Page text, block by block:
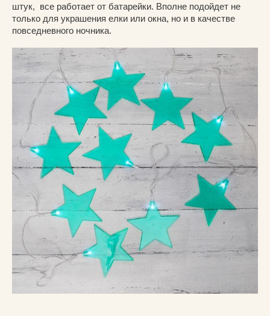
штук, все работает от батарейки. Вполне подойдет не
только для украшения елки или окна, но и в качестве
повседневного ночника.